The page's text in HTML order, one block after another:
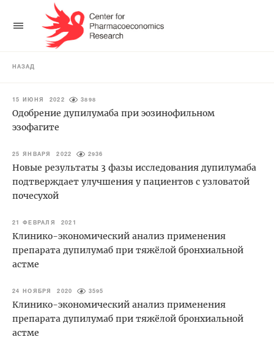
НАЗАД
15 ИЮНЯ 2022 3898
Одобрение дупилумаба при эозинофильном
эзофагите
25 ЯНВАРЯ 2022 2936
Новые результаты 3 фазы исследования дупилумаба
подтверждает улучшения у пациентов с узловатой
почесухой
21 ФЕВРАЛЯ 2021
Клинико-экономический анализ применения
препарата дупилумаб при тяжёлой бронхиальной
астме
24 НОЯБРЯ 2020 3595
Клинико-экономический анализ применения
препарата дупилумаб при тяжёлой бронхиальной
астме